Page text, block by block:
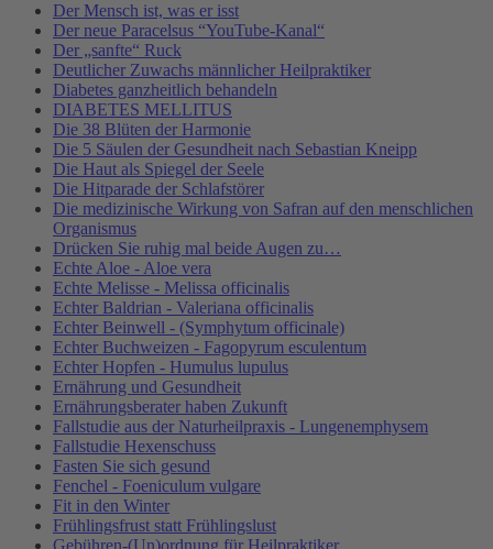
Der Mensch ist, was er isst
Der neue Paracelsus “YouTube-Kanal“
Der „sanfte“ Ruck
Deutlicher Zuwachs männlicher Heilpraktiker
Diabetes ganzheitlich behandeln
DIABETES MELLITUS
Die 38 Blüten der Harmonie
Die 5 Säulen der Gesundheit nach Sebastian Kneipp
Die Haut als Spiegel der Seele
Die Hitparade der Schlafstörer
Die medizinische Wirkung von Safran auf den menschlichen
Organismus
Drücken Sie ruhig mal beide Augen zu…
Echte Aloe - Aloe vera
Echte Melisse - Melissa officinalis
Echter Baldrian - Valeriana officinalis
Echter Beinwell - (Symphytum officinale)
Echter Buchweizen - Fagopyrum esculentum
Echter Hopfen - Humulus lupulus
Ernährung und Gesundheit
Ernährungsberater haben Zukunft
Fallstudie aus der Naturheilpraxis - Lungenemphysem
Fallstudie Hexenschuss
Fasten Sie sich gesund
Fenchel - Foeniculum vulgare
Fit in den Winter
Frühlingsfrust statt Frühlingslust